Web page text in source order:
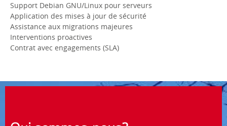
Support Debian GNU/Linux pour serveurs
Application des mises à jour de sécurité
Assistance aux migrations majeures
Interventions proactives
Contrat avec engagements (SLA)